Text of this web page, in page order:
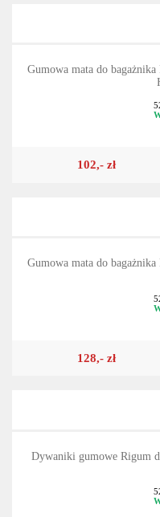
Gumowa mata do
102,- zł
Gumowa mata do
128,- zł
Dywaniki gumowe Rigum